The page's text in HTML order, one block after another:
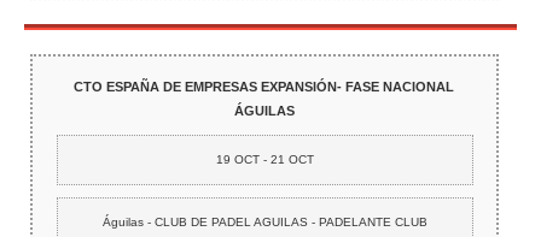
CTO ESPAÑA DE EMPRESAS EXPANSIÓN- FASE NACIONAL
ÁGUILAS
19 OCT - 21 OCT
Águilas - CLUB DE PADEL AGUILAS - PADELANTE CLUB